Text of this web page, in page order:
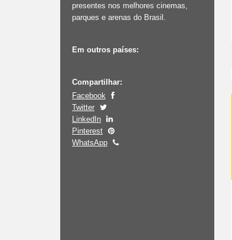
presentes nos melhores cinemas,
parques e arenas do Brasil.
Em outros países:
Compartilhar:
Facebook
Twitter
LinkedIn
Pinterest
WhatsApp